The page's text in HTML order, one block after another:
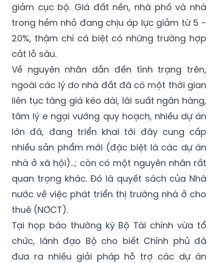
giảm cục bộ. Giá đất nền, nhà phố và nhà
trong hẻm nhỏ đang chịu áp lực giảm từ 5 -
20%, thậm chí cá biệt có những trường hợp
cắt lỗ sâu.
Về nguyên nhân dẫn đến tình trạng trên,
ngoài các lý do nhà đất đã có một thời gian
liên tục tăng giá kéo dài, lãi suất ngân hàng,
tâm lý e ngại vướng quy hoạch, nhiều dự án
lớn đã, đang triển khai tới đây cung cấp
nhiều sản phẩm mới (đặc biệt là các dự án
nhà ở xã hội)…; còn có một nguyên nhân rất
quan trọng khác. Đó là quyết sách của Nhà
nước về việc phát triển thị trường nhà ở cho
thuê (NƠCT).
Tại họp báo thường kỳ Bộ Tài chính vừa tổ
chức, lãnh đạo Bộ cho biết Chính phủ đã
đưa ra nhiều giải pháp hỗ trợ các dự án